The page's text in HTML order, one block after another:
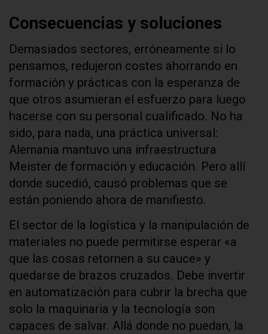
Consecuencias y soluciones
Demasiados sectores, erróneamente si lo
pensamos, redujeron costes ahorrando en
formación y prácticas con la esperanza de
que otros asumieran el esfuerzo para luego
hacerse con su personal cualificado. No ha
sido, para nada, una práctica universal:
Alemania mantuvo una infraestructura
Meister de formación y educación. Pero allí
donde sucedió, causó problemas que se
están poniendo ahora de manifiesto.
El sector de la logística y la manipulación de
materiales no puede permitirse esperar «a
que las cosas retornen a su cauce» y
quedarse de brazos cruzados. Debe invertir
en automatización para cubrir la brecha que
solo la maquinaria y la tecnología son
capaces de salvar. Allá donde no puedan, la